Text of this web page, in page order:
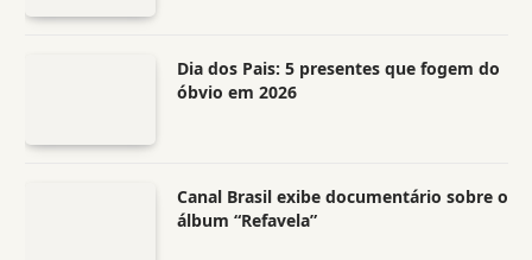
Dia dos Pais: 5 presentes que fogem do
óbvio em 2026
Canal Brasil exibe documentário sobre o
álbum “Refavela”